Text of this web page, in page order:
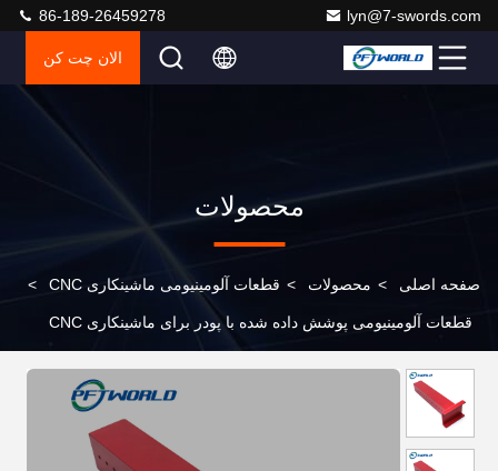
lyn@7-swords.com
86-189-26459278
الان چت کن
محصولات
صفحه اصلی > محصولات > قطعات آلومینیومی ماشینکاری CNC >
قطعات آلومینیومی پوشش داده شده با پودر برای ماشینکاری CNC